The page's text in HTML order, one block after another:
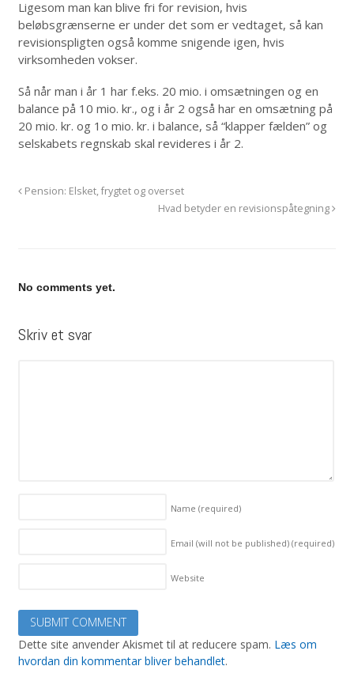
Ligesom man kan blive fri for revision, hvis
beløbsgrænserne er under det som er vedtaget, så kan
revisionspligten også komme snigende igen, hvis
virksomheden vokser.
Så når man i år 1 har f.eks. 20 mio. i omsætningen og en
balance på 10 mio. kr., og i år 2 også har en omsætning på
20 mio. kr. og 1o mio. kr. i balance, så “klapper fælden” og
selskabets regnskab skal revideres i år 2.
Pension: Elsket, frygtet og overset
Hvad betyder en revisionspåtegning
No comments yet.
Skriv et svar
Name (required)
Email (will not be published) (required)
Website
Dette site anvender Akismet til at reducere spam. Læs om
hvordan din kommentar bliver behandlet.